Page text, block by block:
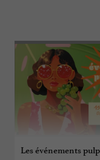
Les événements